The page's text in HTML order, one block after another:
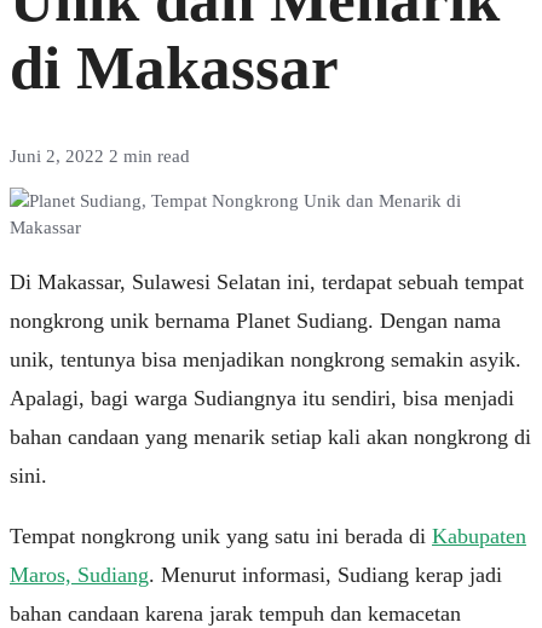
di Makassar
Juni 2, 2022 2 min read
Di Makassar, Sulawesi Selatan ini, terdapat sebuah tempat
nongkrong unik bernama Planet Sudiang. Dengan nama
unik, tentunya bisa menjadikan nongkrong semakin asyik.
Apalagi, bagi warga Sudiangnya itu sendiri, bisa menjadi
bahan candaan yang menarik setiap kali akan nongkrong di
sini.
Tempat nongkrong unik yang satu ini berada di Kabupaten
Maros, Sudiang. Menurut informasi, Sudiang kerap jadi
bahan candaan karena jarak tempuh dan kemacetan